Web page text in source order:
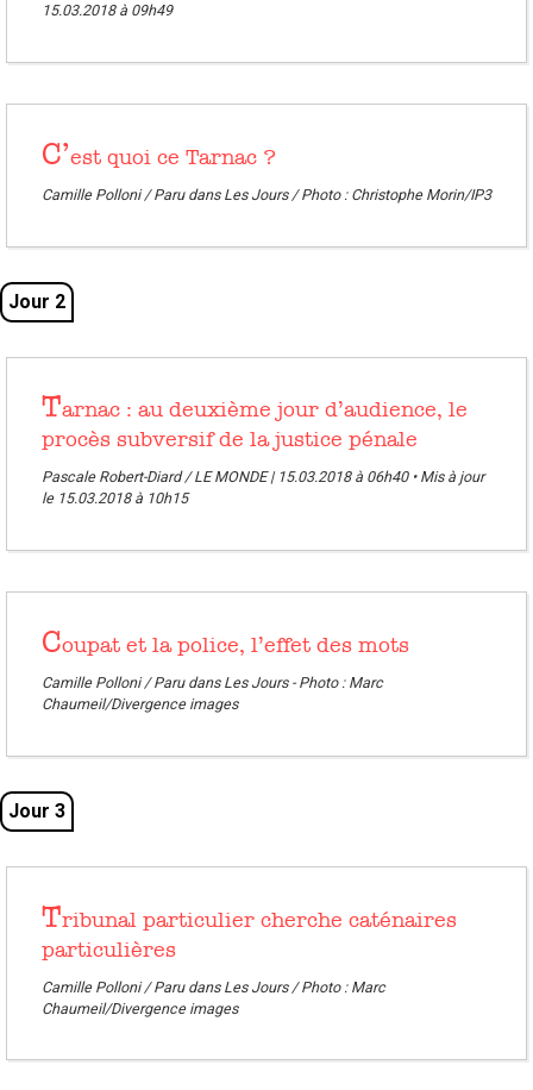
15.03.2018 à 09h49
C’est quoi ce Tarnac ?
Camille Polloni / Paru dans Les Jours / Photo : Christophe Morin/IP3
Jour 2
Tarnac : au deuxième jour d’audience, le
procès subversif de la justice pénale
Pascale Robert-Diard / LE MONDE | 15.03.2018 à 06h40 • Mis à jour
le 15.03.2018 à 10h15
Coupat et la police, l’effet des mots
Camille Polloni / Paru dans Les Jours - Photo : Marc
Chaumeil/Divergence images
Jour 3
Tribunal particulier cherche caténaires
particulières
Camille Polloni / Paru dans Les Jours / Photo : Marc
Chaumeil/Divergence images